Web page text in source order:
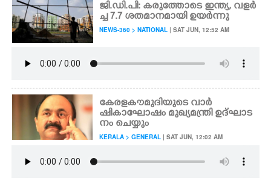
PHOTOS
LIFESTYLE
SPIRITUAL
INFO+
ART
ജി.ഡി.പി: കരുത്തോടെ ഇന്ത്യ, വളർ
ച്ച 7.7 ശതമാനമായി ഉയർന്നു
NEWS-360 > NATIONAL | SAT JUN, 12:52 AM
കേരളകൗമുദിയുടെ വാർ
ഷികാഘോഷം മുഖ്യമന്ത്രി ഉദ്ഘാട
നം ചെയ്യും
KERALA > GENERAL | SAT JUN, 12:02 AM